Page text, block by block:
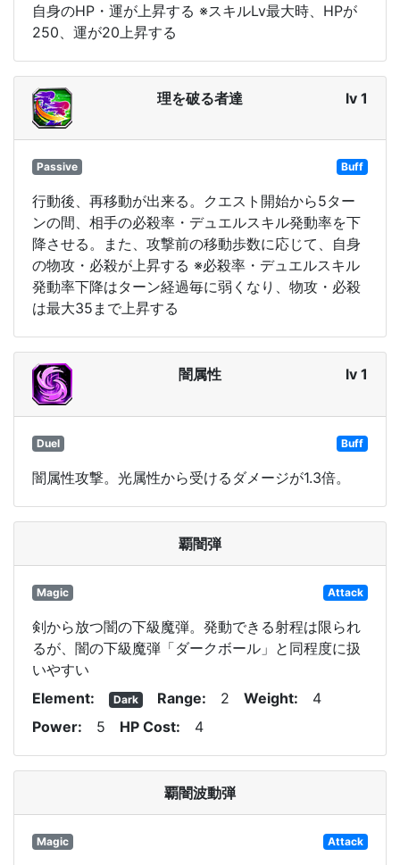
自身のHP・運が上昇する ※スキルLv最大時、HPが
250、運が20上昇する
理を破る者達 lv 1
Passive Buff
行動後、再移動が出来る。クエスト開始から5ター
ンの間、相手の必殺率・デュエルスキル発動率を下
降させる。また、攻撃前の移動歩数に応じて、自身
の物攻・必殺が上昇する ※必殺率・デュエルスキル
発動率下降はターン経過毎に弱くなり、物攻・必殺
は最大35まで上昇する
闇属性 lv 1
Duel Buff
闇属性攻撃。光属性から受けるダメージが1.3倍。
覇闇弾
Magic Attack
剣から放つ闇の下級魔弾。発動できる射程は限られ
るが、闇の下級魔弾「ダークボール」と同程度に扱
いやすい
Element
Dark Range 2 Weight
4
Power
5 HP Cost 4
覇闇波動弾
Magic Attack